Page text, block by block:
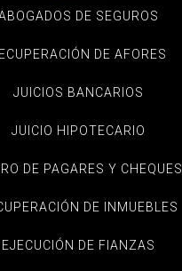
DE SEGUROS
DE AFORES
JUICIOS BANCARIOS
JUICIO HIPOTECARIO
DE PAGARES Y CHEQUES
DE INMUEBLES
EJECUCIÓN DE FIANZAS